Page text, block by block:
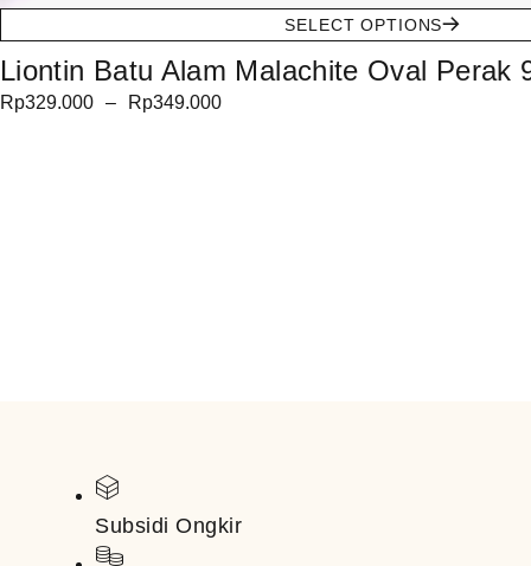
SELECT OPTIONS
Liontin Batu Alam Malachite Oval Perak
Rp329.000 – Rp349.000
Subsidi Ongkir